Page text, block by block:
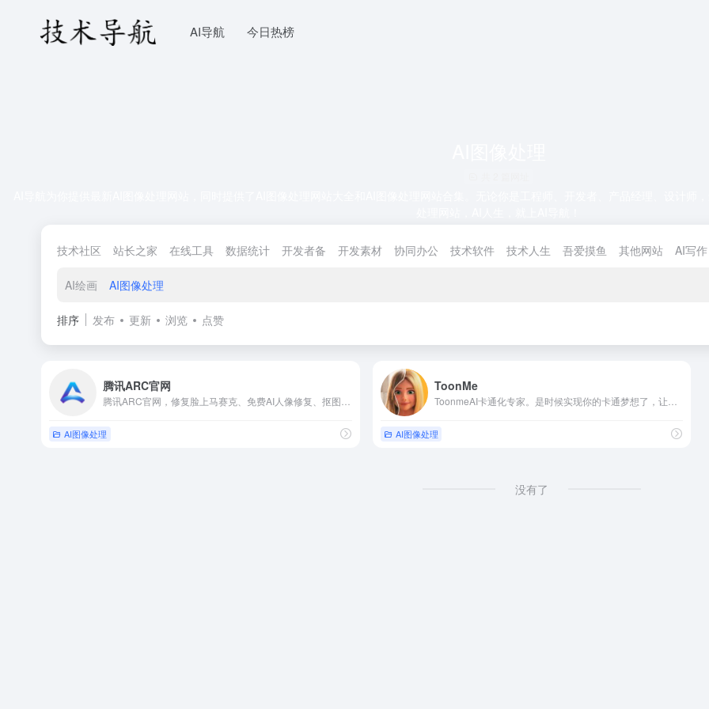
AI导航 今日热榜
技术社区 站长之家 在线工具 数据统计 开发者备 开发素材 协同办公 技术软件 技术人生 吾爱摸鱼 其他网站 AI写作
AI绘画 AI图像处理
排序 发布 更新 浏览 点赞
腾讯ARC官网
AI图像处理
ToonMe
AI图像处理
没有了